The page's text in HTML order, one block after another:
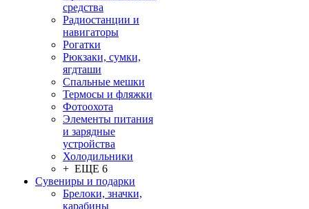
средства
Радиостанции и
навигаторы
Рогатки
Рюкзаки, сумки,
ягдташи
Спальные мешки
Термосы и фляжки
Фотоохота
Элементы питания
и зарядные
устройства
Холодильники
+ ЕЩЕ 6
Сувениры и подарки
Брелоки, значки,
карабины